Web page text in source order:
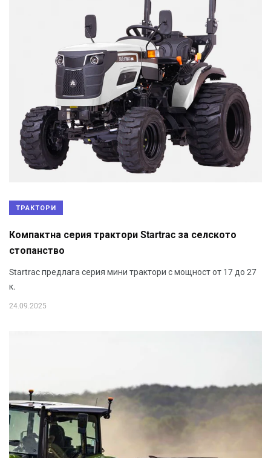
ТРАКТОРИ
Компактна серия трактори Startrac за селското
стопанство
Startrac предлага серия мини трактори с мощност от 17 до 27
к.
24.09.2025